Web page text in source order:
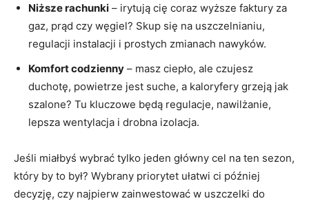
Niższe rachunki – irytują cię coraz wyższe faktury za
gaz, prąd czy węgiel? Skup się na uszczelnianiu,
regulacji instalacji i prostych zmianach nawyków.
Komfort codzienny – masz ciepło, ale czujesz
duchotę, powietrze jest suche, a kaloryfery grzeją jak
szalone? Tu kluczowe będą regulacje, nawilżanie,
lepsza wentylacja i drobna izolacja.
Jeśli miałbyś wybrać tylko jeden główny cel na ten sezon,
który by to był? Wybrany priorytet ułatwi ci później
decyzję, czy najpierw zainwestować w uszczelki do